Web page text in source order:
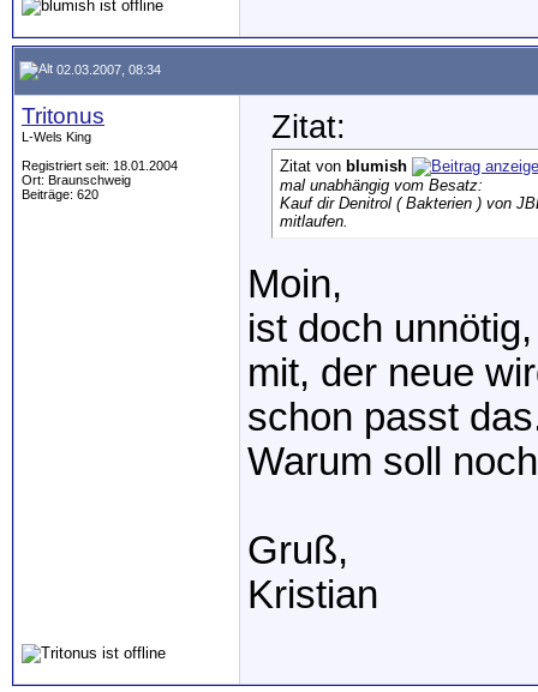
02.03.2007, 08:34
Tritonus
L-Wels King
Registriert seit: 18.01.2004
Ort: Braunschweig
Beiträge: 620
Zitat:
Zitat von blumish
mal unabhängig vom Besatz:
Kauf dir Denitrol ( Bakterien ) von
mitlaufen.
Moin,
ist doch
mit, der neue
schon passt
Warum soll
Gruß,
Kristian